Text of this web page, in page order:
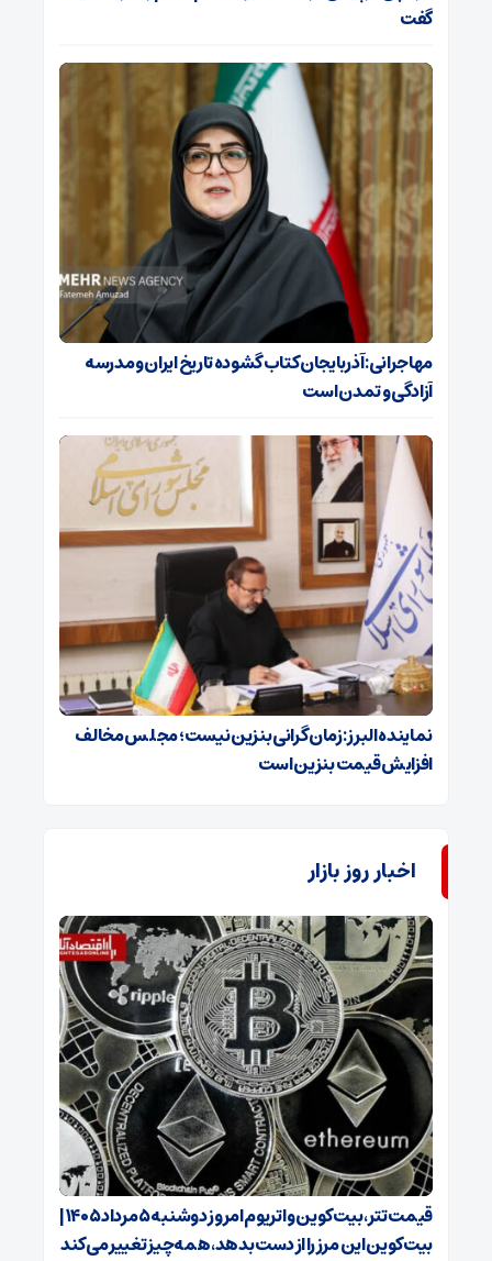
گفت
مهاجرانی: آذربایجان کتاب گشوده تاریخ ایران و مدرسه
آزادگی و تمدن است
نماینده البرز: زمان گرانی بنزین نیست؛ مجلس مخالف
افزایش قیمت بنزین است
اخبار روز بازار
قیمت تتر، بیت‌کوین و اتریوم امروز دوشنبه ۵ مرداد ۱۴۰۵ |
بیت‌کوین این مرز را از دست بدهد، همه‌چیز تغییر می‌کند